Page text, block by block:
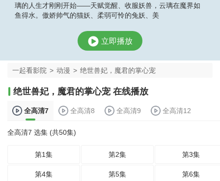
璃的人生才刚刚开始——天赋觉醒、收服妖兽，云璃在魔界如
鱼得水。傲娇帅气的猫妖、柔弱可怜的兔妖、美
立即播放
一起看影院 > 动漫 > 绝世兽妃，魔君的掌心宠
绝世兽妃，魔君的掌心宠 在线播放
全高清7 全高清8 全高清9 全高清12
全高清7 选集 (共50集)
第1集 第2集 第3集
第4集 第5集 第6集